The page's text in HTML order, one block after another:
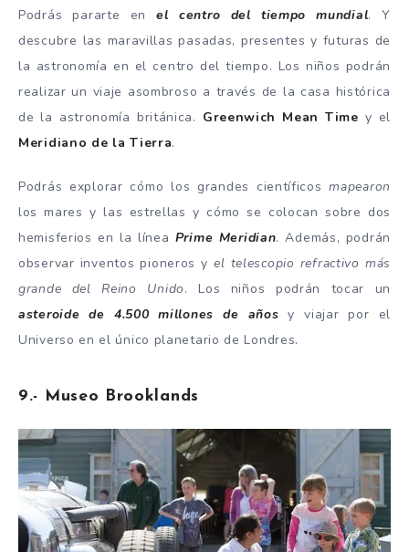
Podrás pararte enel centro del tiempo mundial. Y
descubre las maravillas pasadas, presentes y futuras de
la astronomía en el centro del tiempo. Los niños podrán
realizar un viaje asombroso a través de la casa histórica
de la astronomía británica. Greenwich Mean Time y el
Meridiano de la Tierra.
Podrás explorar cómo los grandes científicosmapearon
los mares y las estrellas y cómo se colocan sobre dos
hemisferios en la línea Prime Meridian. Además, podrán
observar inventos pioneros y el telescopio refractivo más
grande del Reino Unido. Los niños podrán tocar un
asteroide de 4.500 millones de años y viajar por el
Universo en el único planetario de Londres.
9.- Museo Brooklands